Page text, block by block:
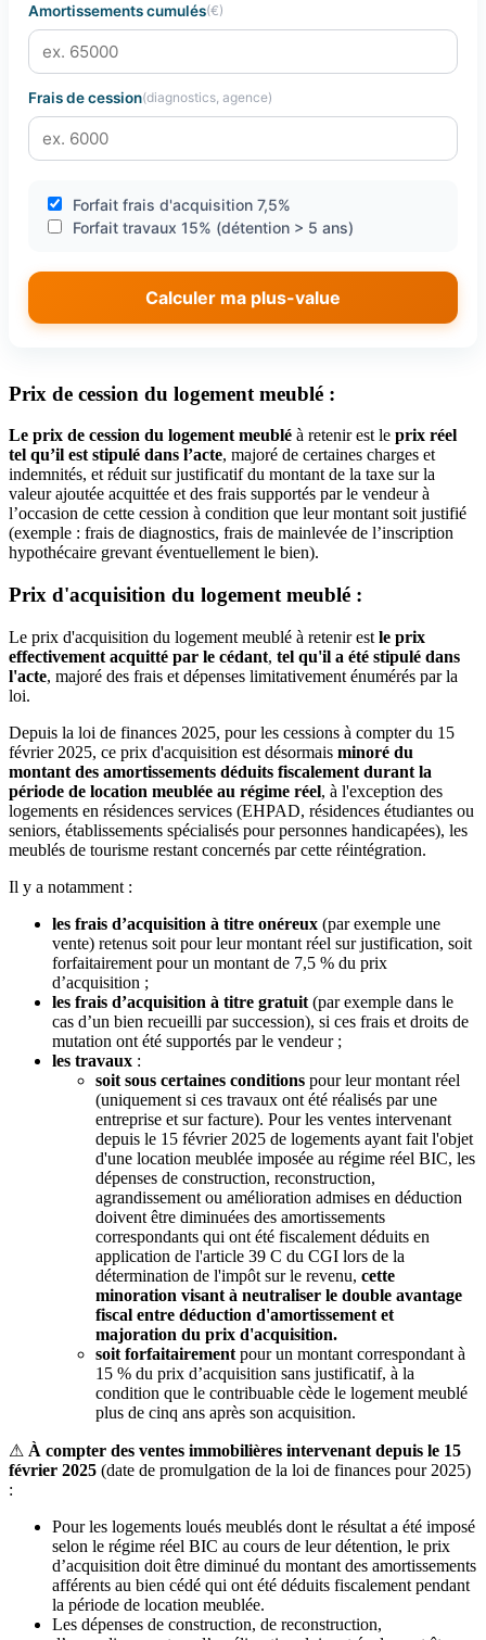
Amortissements cumulés(€)
Frais de cession(diagnostics, agence)
Forfait frais d'acquisition 7,5%
Forfait travaux 15% (détention > 5 ans)
Calculer ma plus-value
Prix de cession du logement meublé :
Le prix de cession du logement meublé à retenir est le prix réel
tel qu’il est stipulé dans l’acte, majoré de certaines charges et
indemnités, et réduit sur justificatif du montant de la taxe sur la
valeur ajoutée acquittée et des frais supportés par le vendeur à
l’occasion de cette cession à condition que leur montant soit justifié
(exemple : frais de diagnostics, frais de mainlevée de l’inscription
hypothécaire grevant éventuellement le bien).
Prix d'acquisition du logement meublé :
Le prix d'acquisition du logement meublé à retenir est le prix
effectivement acquitté par le cédant, tel qu'il a été stipulé dans
l'acte, majoré des frais et dépenses limitativement énumérés par la
loi.
Depuis la loi de finances 2025, pour les cessions à compter du 15
février 2025, ce prix d'acquisition est désormais minoré du
montant des amortissements déduits fiscalement durant la
période de location meublée au régime réel, à l'exception des
logements en résidences services (EHPAD, résidences étudiantes ou
seniors, établissements spécialisés pour personnes handicapées), les
meublés de tourisme restant concernés par cette réintégration.
Il y a notamment :
les frais d’acquisition à titre onéreux (par exemple une
vente) retenus soit pour leur montant réel sur justification, soit
forfaitairement pour un montant de 7,5 % du prix
d’acquisition ;
les frais d’acquisition à titre gratuit (par exemple dans le
cas d’un bien recueilli par succession), si ces frais et droits de
mutation ont été supportés par le vendeur ;
les travaux :
soit sous certaines conditions pour leur montant réel
(uniquement si ces travaux ont été réalisés par une
entreprise et sur facture). Pour les ventes intervenant
depuis le 15 février 2025 de logements ayant fait l'objet
d'une location meublée imposée au régime réel BIC, les
dépenses de construction, reconstruction,
agrandissement ou amélioration admises en déduction
doivent être diminuées des amortissements
correspondants qui ont été fiscalement déduits en
application de l'article 39 C du CGI lors de la
détermination de l'impôt sur le revenu, cette
minoration visant à neutraliser le double avantage
fiscal entre déduction d'amortissement et
majoration du prix d'acquisition.
soit forfaitairement pour un montant correspondant à
15 % du prix d’acquisition sans justificatif, à la
condition que le contribuable cède le logement meublé
plus de cinq ans après son acquisition.
⚠ À compter des ventes immobilières intervenant depuis le 15
février 2025 (date de promulgation de la loi de finances pour 2025)
:
Pour les logements loués meublés dont le résultat a été imposé
selon le régime réel BIC au cours de leur détention, le prix
d’acquisition doit être diminué du montant des amortissements
afférents au bien cédé qui ont été déduits fiscalement pendant
la période de location meublée.
Les dépenses de construction, de reconstruction,